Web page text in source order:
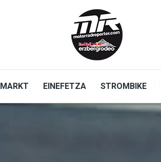
MARKT EINEFETZA STROMBIKE